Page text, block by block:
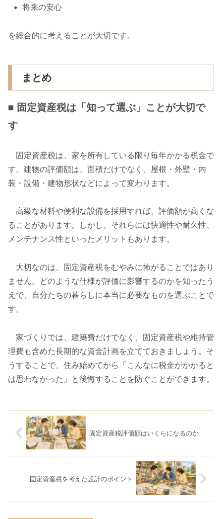
将来の安心
を総合的に考えることが大切です。
まとめ
■ 固定資産税は「知って選ぶ」ことが大切で
す
固定資産税は、家を所有している限り毎年かかる税金で
す。建物の評価額は、面積だけでなく、屋根・外壁・内
装・設備・建物形状などによって変わります。
高級な材料や便利な設備を採用すれば、評価額が高くな
ることがあります。しかし、それらには快適性や耐久性、
メンテナンス性といったメリットもあります。
大切なのは、固定資産税をむやみに怖がることではあり
ません。どのような仕様が評価に影響するのかを知ったう
えで、自分たちの暮らしに本当に必要なものを選ぶことで
す。
家づくりでは、建築費だけでなく、固定資産税や維持管
理費も含めた長期的な資金計画を立てておきましょう。そ
うすることで、住み始めてから「こんなに税金がかかると
は思わなかった」と後悔することを防ぐことができます。
固定資産税評価額はいくらになるのか
固定資産税を考えた設計のポイント